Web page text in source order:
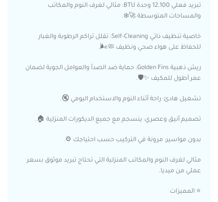
تبريد فعلي 12,100 وحدة BTU: مثالي لغرف النوم والمكاتب
والمساحات المتوسطة 🚀❄️.
خاصية تنظيف ذاتي Self-Cleaning: تقلل تراكم الرطوبة والغبار
للحفاظ على هواء صحي ونظيف 🧼🌬️.
ريش ذهبية Golden Fins: حماية ضد الصدأ والعوامل الجوية لضمان
عمر أطول للمكيف ✨🛡️.
تشغيل هادئ: راحة أثناء النوم والاستخدام اليومي 🔇.
تصميم أنيق وعصري: ينسجم مع جميع الديكورات المنزلية 🏠.
بدون مواسير: مرونة في التركيب حسب احتياجك ⚙️.
مثالي لغرف النوم والمكاتب المنزلية التي تحتاج تبريد موثوق بسعر
عملي من ميديا.
⭐ المميزات